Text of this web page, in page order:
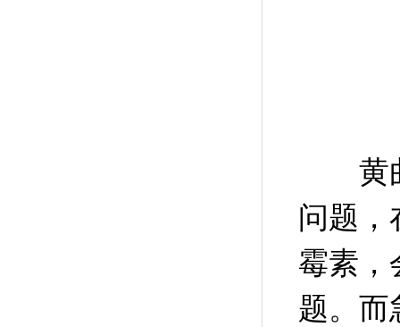
黄曲
问题，
霉素，
题。而